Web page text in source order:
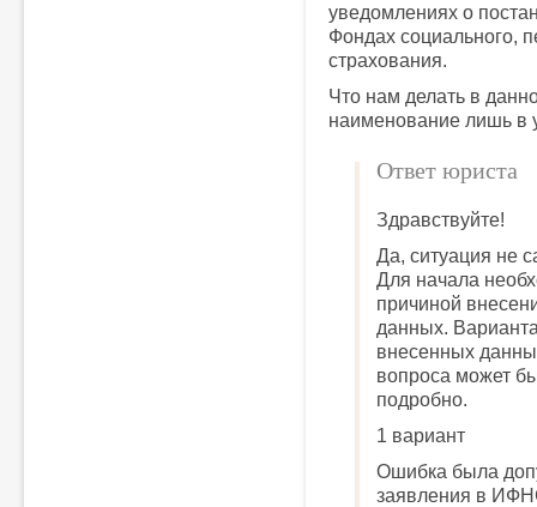
уведомлениях о
Фондах социального,
страхования.
Что нам делать в
наименование лишь в
Ответ юриста
Здравствуйте!
Да, ситуация не
Для начала
причиной
данных.
внесенных
вопроса может
подробно.
1 вариант
Ошибка была
заявления в